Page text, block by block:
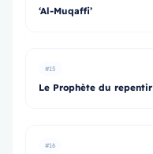
‘Al-Muqaffi’
#15
Le Prophète du repentir
#16